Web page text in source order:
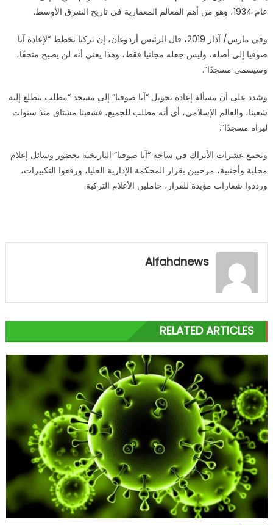
عام 1934، وهو من أهم المعالم المعمارية في تاريخ الشرق الأوسط.
وفي مارس/ آذار 2019، قال الرئيس أردوغان، إن تركيا تخطط “لإعادة آيا
صوفيا إلى أصله، وليس جعله مجانيا فقط، وهذا يعني أنه لن يصبح متحفًا،
وسيسمى مسجدًا”.
وشدد على أن مسألة إعادة تحويل “آيا صوفيا” إلى مسجد “مطلب يتطلع إليه
شعبنا، والعالم الإسلامي، أي أنه مطلب للجميع، فشعبنا مشتاق منذ سنوات
ليراه مسجدًا”.
وتجمع عشرات الأتراك في ساحة “آيا صوفيا” التاريخية بحضور وسائل إعلام
محلية وأجنبية، مرحبين بقرار المحكمة الإدارية العليا، ورفعوا التكبيرات،
ورددوا شعارات مؤيدة للقرار، حاملين الأعلام التركية.
Alfahdnews
RELATED ARTICLES